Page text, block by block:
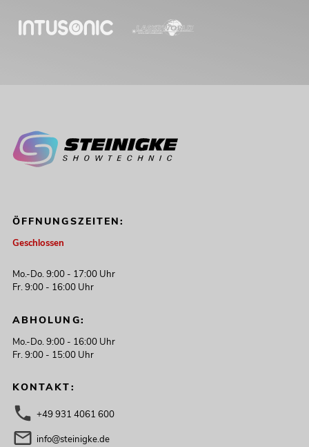
ÖFFNUNGSZEITEN:
Geschlossen
Mo.-Do. 9:00 - 17:00 Uhr
Fr. 9:00 - 16:00 Uhr
ABHOLUNG:
Mo.-Do. 9:00 - 16:00 Uhr
Fr. 9:00 - 15:00 Uhr
KONTAKT:
+49 931 4061 600
info@steinigke.de